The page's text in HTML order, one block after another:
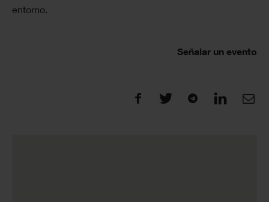
entorno.
Señalar un evento